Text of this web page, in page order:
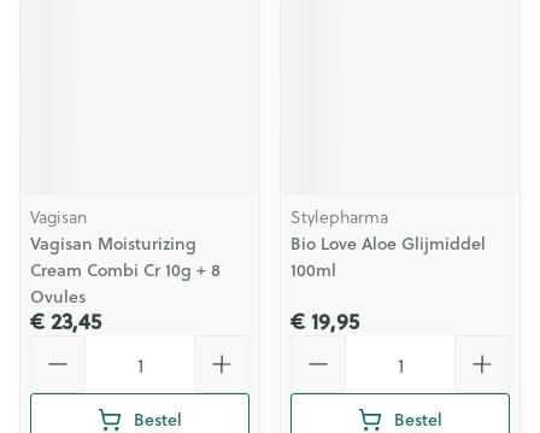
Vagisan
Vagisan Moisturizing
Cream Combi Cr 10g + 8
Ovules
€ 23,45
Bestel
Stylepharma
Bio Love Aloe Glijmiddel
100ml
€ 19,95
Bestel